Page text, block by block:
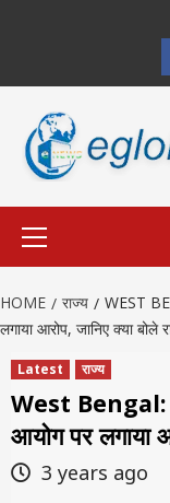
HOME राज्य
WEST
लगाया आरोप, जानिए क्या बोले
Latest राज्य
West Bengal:
आयोग पर लगाया
3 years ago